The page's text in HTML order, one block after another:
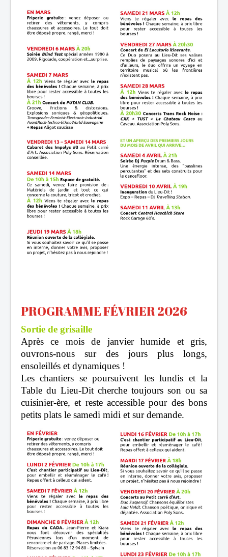
PROGRAMME FÉVRIER 2026
Sortie de grisaille
Après ce mois de janvier humide et gris,
ouvrons-nous sur des jours plus longs,
ensoleillés et dynamiques !
Les chantiers se poursuivent les lundis et la
Table du Lieu-Dit cherche toujours son ou sa
cuisinier-ère, et reste accessible pour des bons
petits plats le samedi midi et sur demande.